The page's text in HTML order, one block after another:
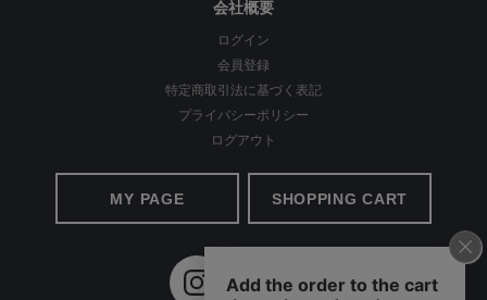
会社概要
ログイン
会員登録
特定商取引法に基づく表記
プライバシーポリシー
ログアウト
MY PAGE SHOPPING CART